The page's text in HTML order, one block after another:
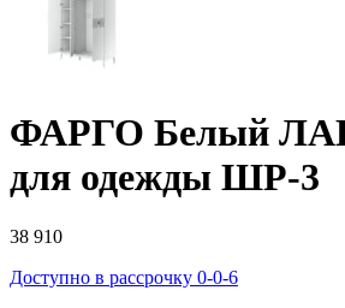
ФАРГО Белый
для одежды ШР-3
38 910
Доступно в рассрочку 0-0-6